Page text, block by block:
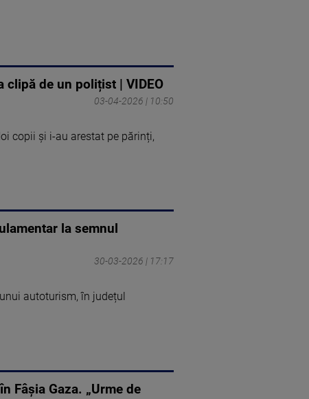
clipă de un polițist | VIDEO
03-04-2026 | 10:50
copii și i-au arestat pe părinți,
la semnul
30-03-2026 | 17:17
autoturism, în județul
Fâșia Gaza. „Urme de